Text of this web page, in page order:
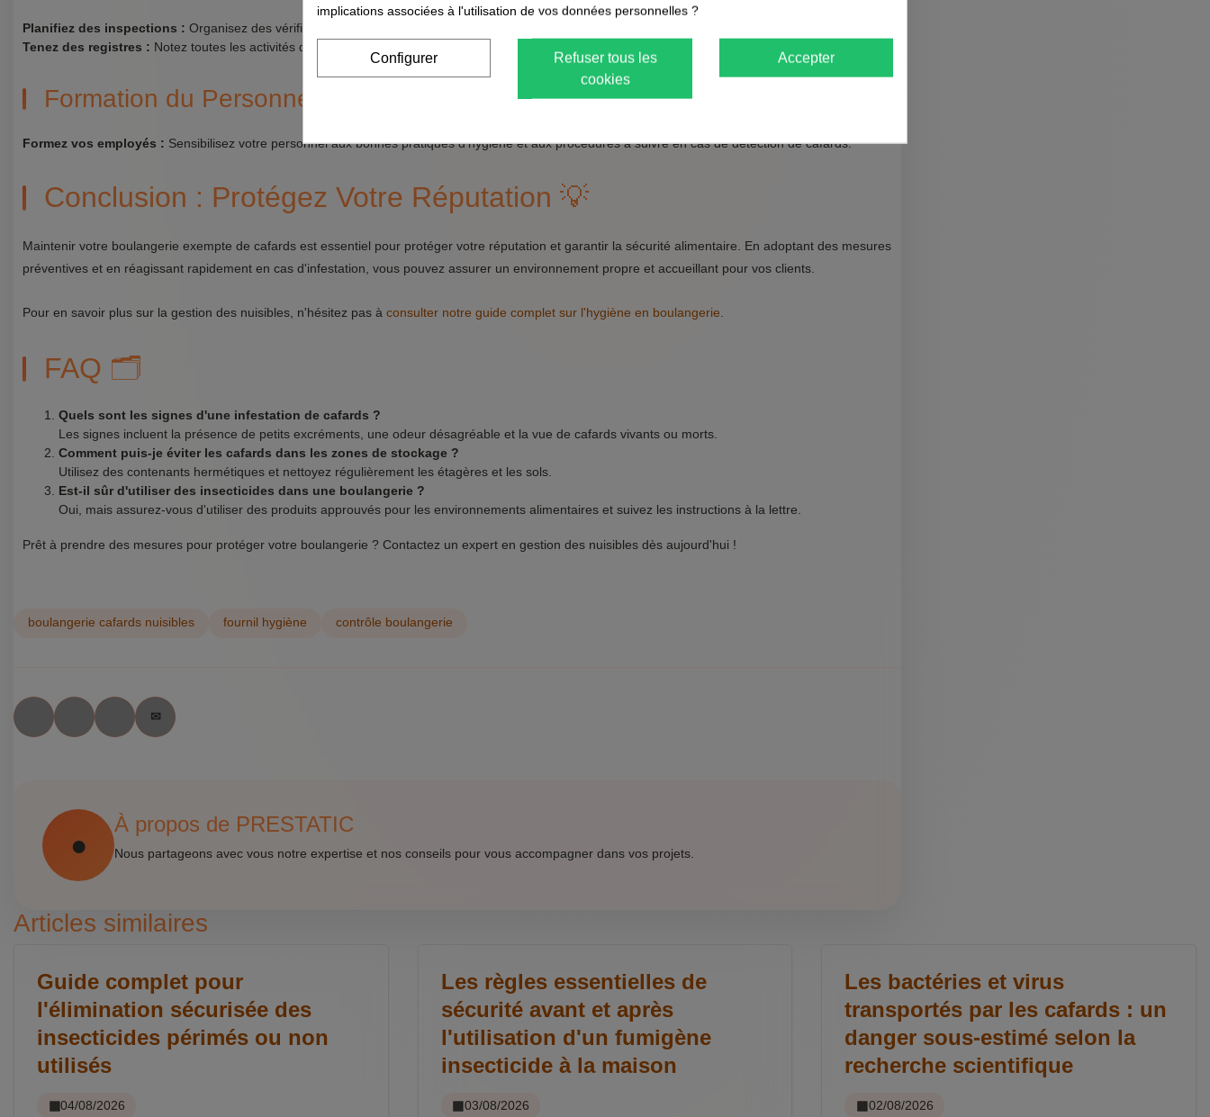
Planifiez des inspections : Organisez des vérifications régulières pour détecter les signes d'infestation à temps.
Tenez des registres : Notez toutes les activités de nettoyage et d'inspection pour prouver votre engagement envers l'hygiène.
Formation du Personnel
Formez vos employés : Sensibilisez votre personnel aux bonnes pratiques d'hygiène et aux procédures à suivre en cas de détection de cafards.
Conclusion : Protégez Votre Réputation 💡
Maintenir votre boulangerie exempte de cafards est essentiel pour protéger votre réputation et garantir la sécurité alimentaire. En adoptant des mesures
préventives et en réagissant rapidement en cas d'infestation, vous pouvez assurer un environnement propre et accueillant pour vos clients.
Pour en savoir plus sur la gestion des nuisibles, n'hésitez pas à consulter notre guide complet sur l'hygiène en boulangerie
FAQ 🗂️
Quels sont les signes d'une infestation de cafards ?
Les signes incluent la présence de petits excréments, une odeur désagréable et la vue de cafards vivants ou morts.
Comment puis-je éviter les cafards dans les zones de stockage ?
Utilisez des contenants hermétiques et nettoyez régulièrement les étagères et les sols.
Est-il sûr d'utiliser des insecticides dans une boulangerie ?
Oui, mais assurez-vous d'utiliser des produits approuvés pour les environnements alimentaires et suivez les instructions à la lettre.
Prêt à prendre des mesures pour protéger votre boulangerie ? Contactez un expert en gestion des nuisibles dès aujourd'hui !
boulangerie cafards nuisibles fournil hygiène contrôle boulangerie
À propos de PRESTATIC
Nous partageons avec vous notre expertise et nos conseils pour vous accompagner dans vos projets.
Articles similaires
Guide complet pour
l'élimination sécurisée des
insecticides périmés ou non
utilisés
04/08/2026
Les règles essentielles de
sécurité avant et après
l'utilisation d'un fumigène
insecticide à la maison
03/08/2026
Les bactéries et virus
transportés par les cafards : un
danger sous-estimé selon la
recherche scientifique
02/08/2026
implications associées à l'utilisation de vos données personnelles ?
Accepter
Refuser tous les
cookies
Configurer